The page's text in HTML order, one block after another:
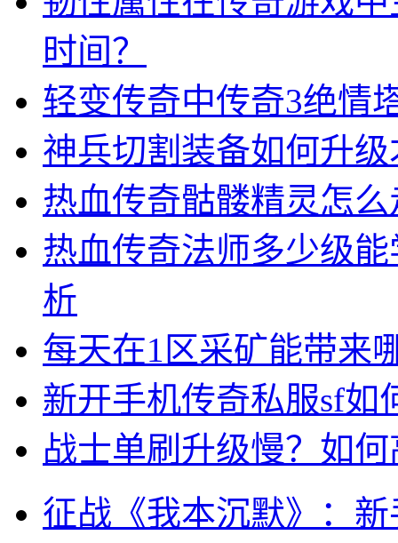
时间？
轻变传奇中传奇3绝情
神兵切割装备如何升
热血传奇骷髅精灵怎
热血传奇法师多少级
析
每天在1区采矿能带来
新开手机传奇私服sf如
战士单刷升级慢？如
征战《我本沉默》：